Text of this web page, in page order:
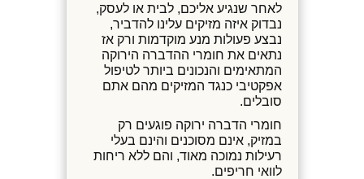
לאחר שנגיע אליכם, לבית או לעסק,
נבדוק איזה מזיקים עלינו להדביר,
נבצע פעולות מנע מוקדמות ורק אז
נתאים את חומרי ההדברה הירוקה
המתאימים והנכונים ביותר לטיפול
אפקטיבי כנגד המזיקים מהם אתם
סובלים.
חומרי הדברה ירוקה פוגעים רק
במזיק, אינם מסוכנים והינם בעלי
רעילות נמוכה מאוד, והם ללא ריחות
לוואי חריפים.